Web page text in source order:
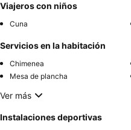
Viajeros con niños
Cuna
Servicios en la habitación
Chimenea
Mesa de plancha
Ver más
Instalaciones deportivas